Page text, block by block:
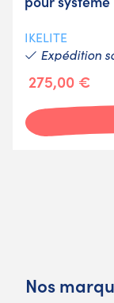
IKELITE
Expédition
275,00 €
Nos